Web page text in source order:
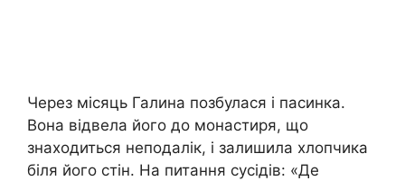
Через місяць Галина позбулася і пасинка.
Вона відвела його до монастиря, що
знаходиться неподалік, і залишила хлопчика
біля його стін. На питання сусідів: «Де